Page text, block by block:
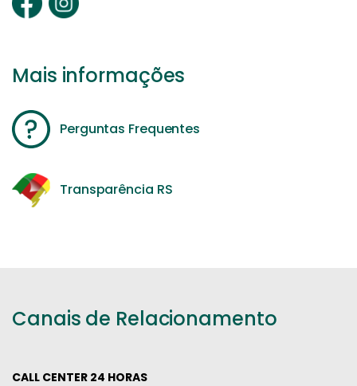
Mais informações
Perguntas Frequentes
Transparência RS
Canais de Relacionamento
CALL CENTER 24 HORAS